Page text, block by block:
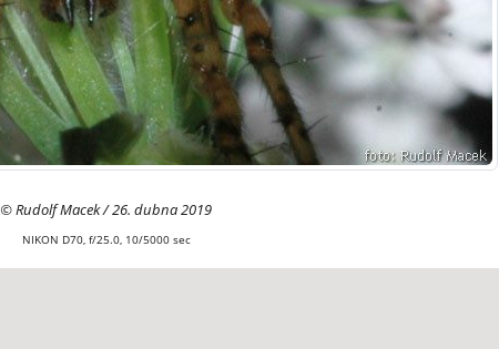
© Rudolf Macek / 26. dubna 2019
NIKON D70, f/25.0, 10/5000 sec